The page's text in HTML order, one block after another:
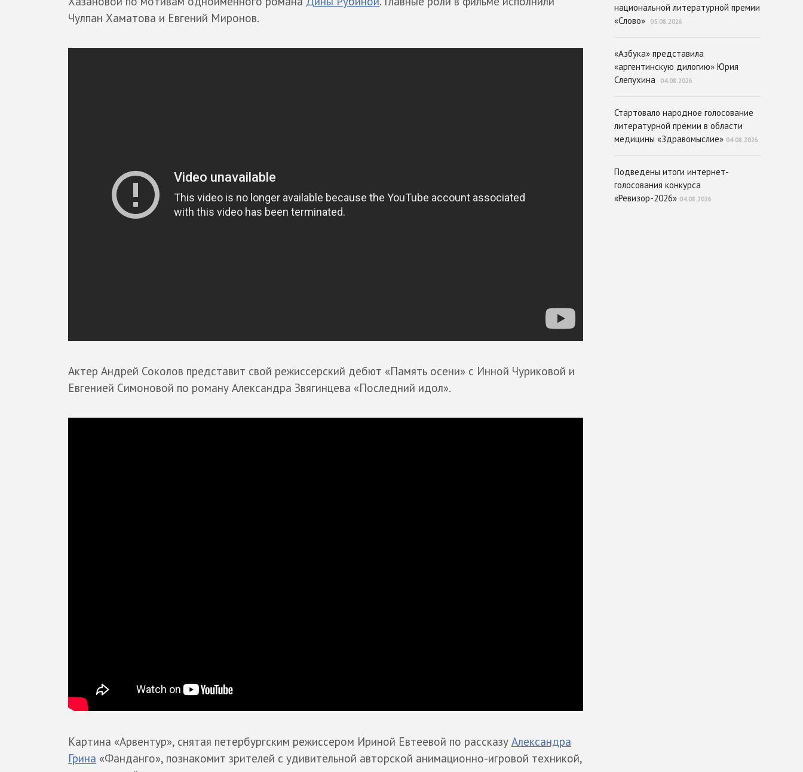
Чулпан Хаматова и Евгений Миронов.
Актер Андрей Соколов представит свой режиссерский дебют «Память осени» с Инной Чуриковой и
Евгенией Симоновой по роману Александра Звягинцева «Последний идол».
Картина «Арвентур», снятая петербургским режиссером Ириной Евтеевой по рассказу Александра
Грина «Фанданго», познакомит зрителей с удивительной авторской анимационно-игровой техникой,
национальной литературной премии
«Слово»
05.08.2026
«Азбука» представила
«аргентинскую дилогию» Юрия
Слепухина
04.08.2026
Стартовало народное голосование
литературной премии в области
медицины «Здравомыслие» 04.08.2026
Подведены итоги интернет-
голосования конкурса
«Ревизор-2026» 04.08.2026